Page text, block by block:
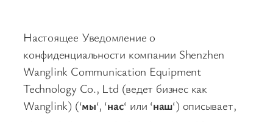
Настоящее Уведомление о
конфиденциальности компании Shenzhen
Wanglink Communication Equipment
Technology Co., Ltd (ведет бизнес как
Wanglink) (‘мы‘, ‘нас‘ или ‘наш‘) описывает,